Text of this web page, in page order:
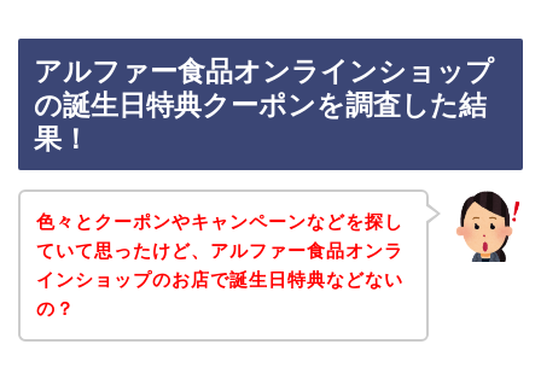
アルファー食品オンラインショップ
の誕生日特典クーポンを調査した結
果！
色々とクーポンやキャンペーンなどを探し
ていて思ったけど、アルファー食品オンラ
インショップのお店で誕生日特典などない
の？